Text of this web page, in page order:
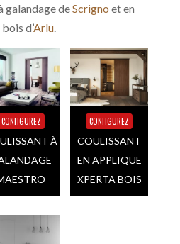
galandage deScrigno et en
d’Arlu.
CONFIGUREZ
À
CONFIGUREZ
COULISSANT
EN APPLIQUE
XPERTA BOIS